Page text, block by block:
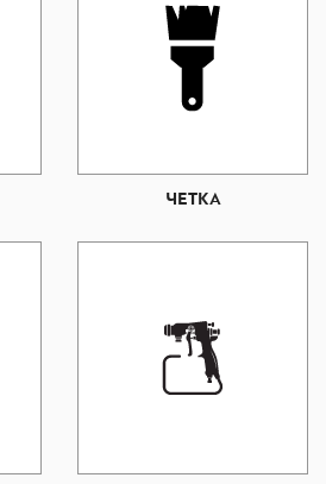
ЧЕТКА